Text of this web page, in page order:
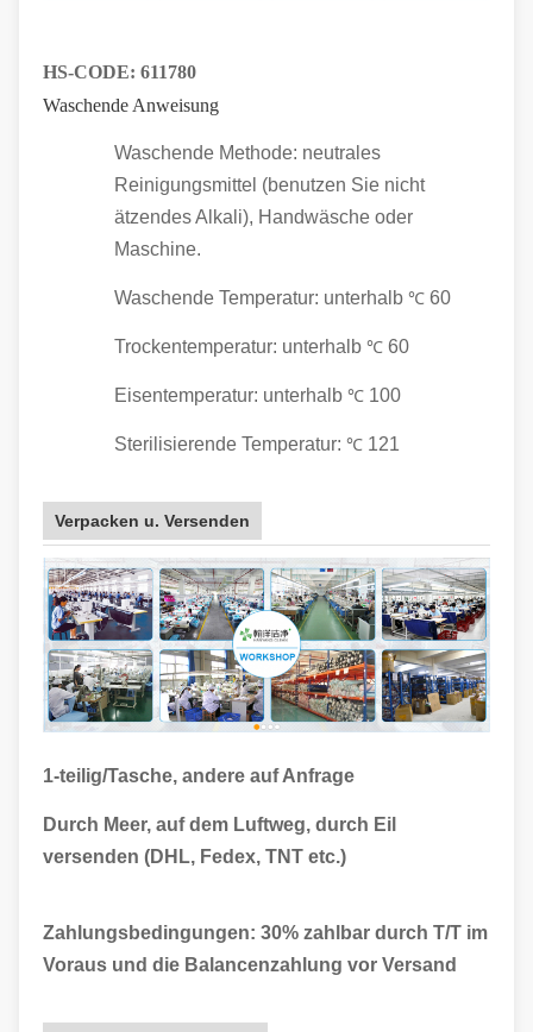
HS-CODE: 611780
Waschende Anweisung
Waschende Methode: neutrales
Reinigungsmittel (benutzen Sie nicht
ätzendes Alkali), Handwäsche oder
Maschine.
Waschende Temperatur: unterhalb ℃ 60
Trockentemperatur: unterhalb ℃ 60
Eisentemperatur: unterhalb ℃ 100
Sterilisierende Temperatur: ℃ 121
Verpacken u. Versenden
1-teilig/Tasche, andere auf Anfrage
Durch Meer, auf dem Luftweg, durch Eil
versenden (DHL, Fedex, TNT etc.)
Zahlungsbedingungen: 30% zahlbar durch T/T im
Voraus und die Balancenzahlung vor Versand